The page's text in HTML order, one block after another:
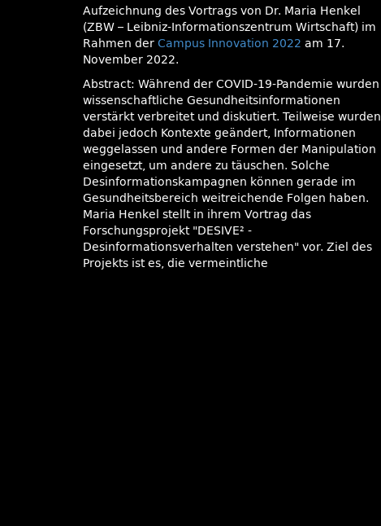
Aufzeichnung des Vortrags von Dr. Maria Henkel
(ZBW – Leibniz-Informationszentrum Wirtschaft) im
Rahmen der Campus Innovation 2022 am 17.
November 2022.
Abstract: Während der COVID-19-Pandemie wurden
wissenschaftliche Gesundheitsinformationen
verstärkt verbreitet und diskutiert. Teilweise wurden
dabei jedoch Kontexte geändert, Informationen
weggelassen und andere Formen der Manipulation
eingesetzt, um andere zu täuschen. Solche
Desinformationskampagnen können gerade im
Gesundheitsbereich weitreichende Folgen haben.
Maria Henkel stellt in ihrem Vortrag das
Forschungsprojekt DESIVE² -
Desinformationsverhalten verstehen
vor. Ziel des
Projekts ist es, die vermeintliche